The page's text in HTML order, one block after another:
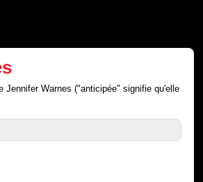
Jennifer Warnes ("anticipée" signifie qu'elle